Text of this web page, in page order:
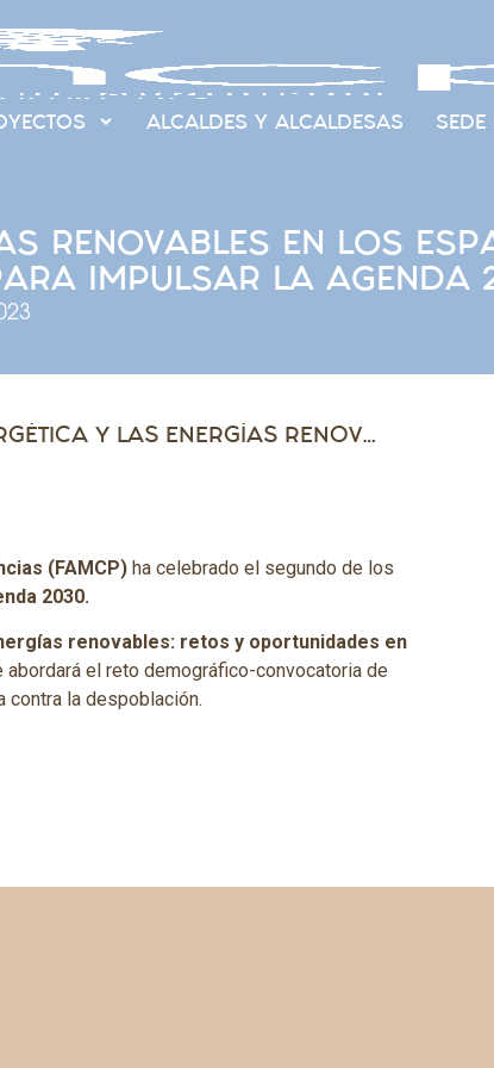
ALCALDES Y ALCALDESAS SEDE
RENOVABLES EN LOS
IMPULSAR LA
LA EFICIENCIA ENERGÉTICA Y LAS ENERGÍAS RENOVABLES EN LOS ESPACIOS RURALES PROTAGONIZAN UN WEBINAR PARA IMPULSAR LA AGENDA 2030
(FAMCP)ha celebrado el segundo de los
2030.
renovables: retos y oportunidades en
abordará el reto demográfico-convocatoria de
contra la despoblación.